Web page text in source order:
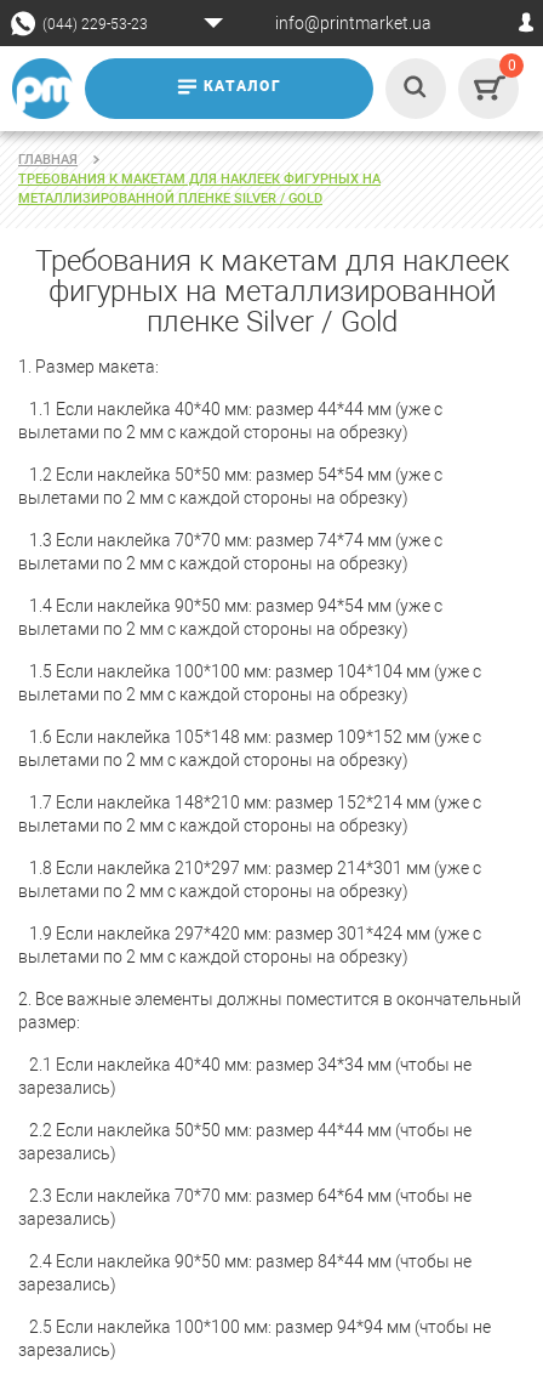
(044) 229-53-23 info@printmarket.ua
КАТАЛОГ
0
ГЛАВНАЯ
ТРЕБОВАНИЯ К МАКЕТАМ ДЛЯ НАКЛЕЕК ФИГУРНЫХ НА
МЕТАЛЛИЗИРОВАННОЙ ПЛЕНКЕ SILVER / GOLD
Требования к макетам для наклеек
фигурных на металлизированной
пленке Silver / Gold
1. Размер макета:
1.1 Если наклейка 40*40 мм: размер 44*44 мм (уже с
вылетами по 2 мм с каждой стороны на обрезку)
1.2 Если наклейка 50*50 мм: размер 54*54 мм (уже с
вылетами по 2 мм с каждой стороны на обрезку)
1.3 Если наклейка 70*70 мм: размер 74*74 мм (уже с
вылетами по 2 мм с каждой стороны на обрезку)
1.4 Если наклейка 90*50 мм: размер 94*54 мм (уже с
вылетами по 2 мм с каждой стороны на обрезку)
1.5 Если наклейка 100*100 мм: размер 104*104 мм (уже с
вылетами по 2 мм с каждой стороны на обрезку)
1.6 Если наклейка 105*148 мм: размер 109*152 мм (уже с
вылетами по 2 мм с каждой стороны на обрезку)
1.7 Если наклейка 148*210 мм: размер 152*214 мм (уже с
вылетами по 2 мм с каждой стороны на обрезку)
1.8 Если наклейка 210*297 мм: размер 214*301 мм (уже с
вылетами по 2 мм с каждой стороны на обрезку)
1.9 Если наклейка 297*420 мм: размер 301*424 мм (уже с
вылетами по 2 мм с каждой стороны на обрезку)
2. Все важные элементы должны поместится в окончательный
размер:
2.1 Если наклейка 40*40 мм: размер 34*34 мм (чтобы не
зарезались)
2.2 Если наклейка 50*50 мм: размер 44*44 мм (чтобы не
зарезались)
2.3 Если наклейка 70*70 мм: размер 64*64 мм (чтобы не
зарезались)
2.4 Если наклейка 90*50 мм: размер 84*44 мм (чтобы не
зарезались)
2.5 Если наклейка 100*100 мм: размер 94*94 мм (чтобы не
зарезались)